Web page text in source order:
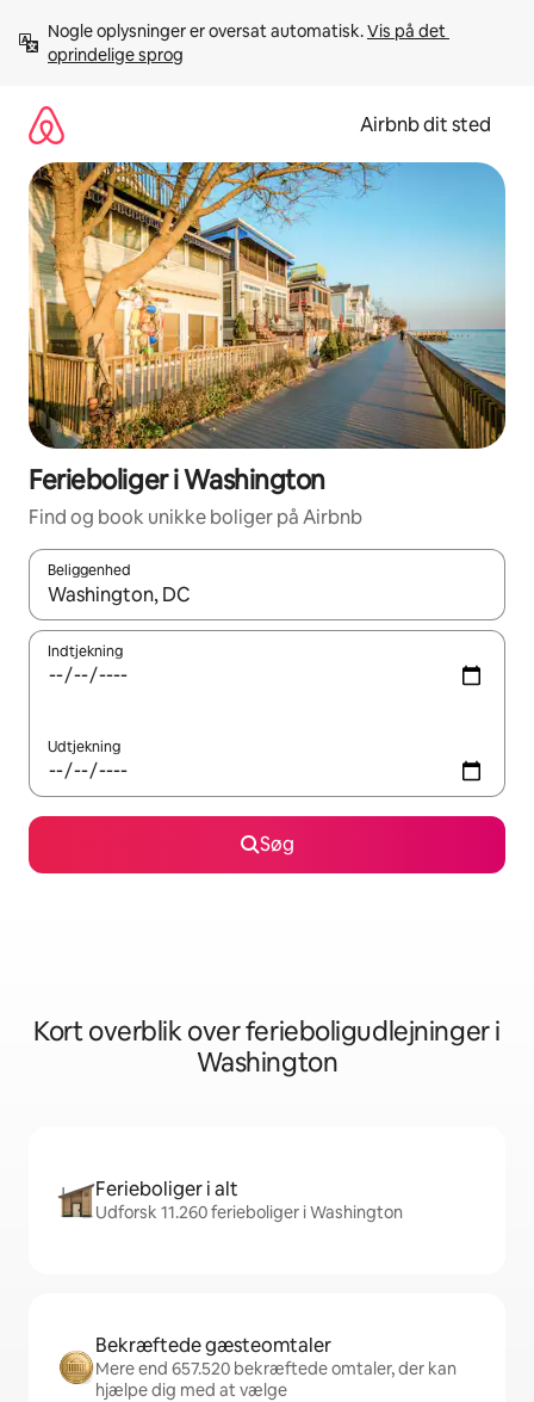
videre
Nogle oplysninger er oversat automatisk. Vis på det
oprindelige sprog
Airbnb dit sted
Ferieboliger i Washington
Find og book unikke boliger på Airbnb
Beliggenhed
Når resultaterne er tilgængelige, skal du navigere med
Indtjekning
Udtjekning
Søg
Kort overblik over ferieboligudlejninger i
Washington
Ferieboliger i alt
Udforsk 11.260 ferieboliger i Washington
Bekræftede gæsteomtaler
Mere end 657.520 bekræftede omtaler, der kan
hjælpe dig med at vælge